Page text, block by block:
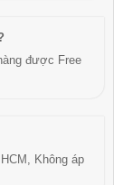
được Free
Không áp